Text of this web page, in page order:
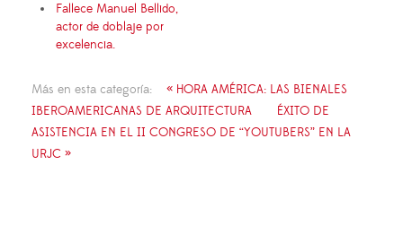
Fallece Manuel Bellido,
actor de doblaje por
excelencia.
Más en esta categoría:
« HORA AMÉRICA: LAS BIENALES
IBEROAMERICANAS DE ARQUITECTURA
ÉXITO DE
ASISTENCIA EN EL II CONGRESO DE “YOUTUBERS” EN LA
URJC »